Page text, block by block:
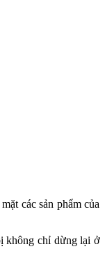
các sản phẩm của
không chỉ dừng lại ở